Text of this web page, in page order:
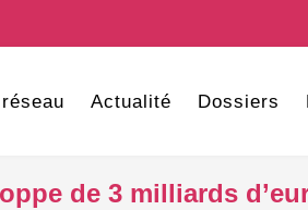
Actualité Dossiers
de 3 milliards